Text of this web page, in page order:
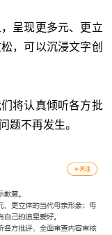
呈现更多元、更立
，可以沉浸文字创
将认真倾听各方批
题不再发生。